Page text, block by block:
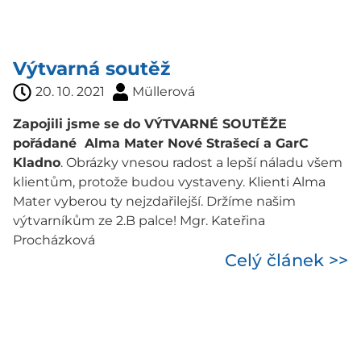
Výtvarná soutěž
20. 10. 2021 Müllerová
Zapojili jsme se do VÝTVARNÉ SOUTĚŽE
pořádané Alma Mater Nové Strašecí a GarC
Kladno. Obrázky vnesou radost a lepší náladu všem
klientům, protože budou vystaveny. Klienti Alma
Mater vyberou ty nejzdařilejší. Držíme našim
výtvarníkům ze 2.B palce! Mgr. Kateřina
Procházková
Celý článek >>